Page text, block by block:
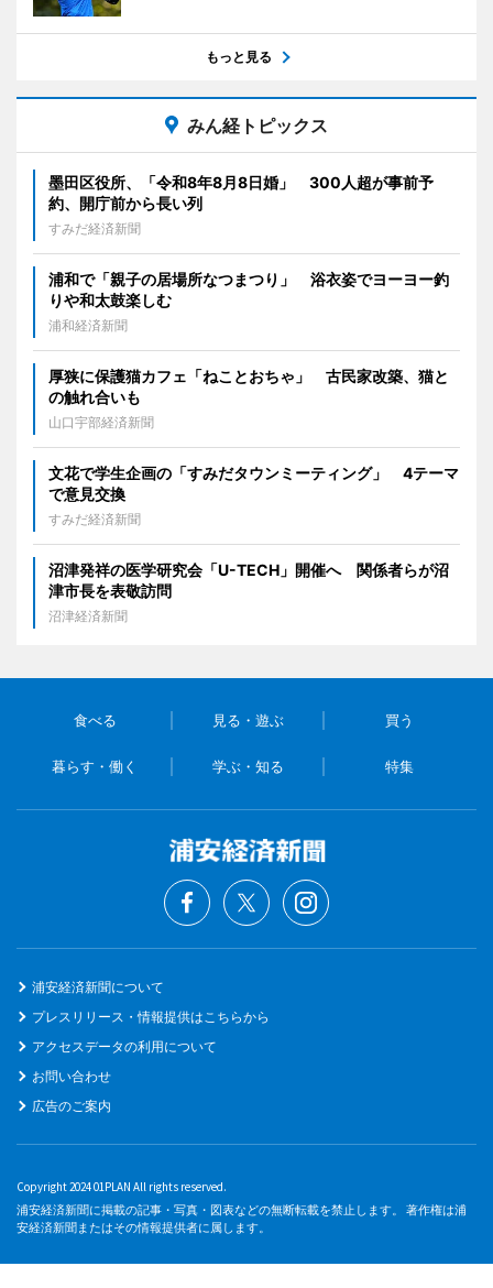
もっと見る
みん経トピックス
墨田区役所、「令和8年8月8日婚」 300人超が事前予
約、開庁前から長い列
すみだ経済新聞
浦和で「親子の居場所なつまつり」 浴衣姿でヨーヨー釣
りや和太鼓楽しむ
浦和経済新聞
厚狭に保護猫カフェ「ねことおちゃ」 古民家改築、猫と
の触れ合いも
山口宇部経済新聞
文花で学生企画の「すみだタウンミーティング」 4テーマ
で意見交換
すみだ経済新聞
沼津発祥の医学研究会「U-TECH」開催へ 関係者らが沼
津市長を表敬訪問
沼津経済新聞
食べる 見る・遊ぶ 買う
暮らす・働く 学ぶ・知る 特集
浦安経済新聞について
プレスリリース・情報提供はこちらから
アクセスデータの利用について
お問い合わせ
広告のご案内
Copyright 2024 01PLAN All rights reserved.
浦安経済新聞に掲載の記事・写真・図表などの無断転載を禁止します。 著作権は浦
安経済新聞またはその情報提供者に属します。